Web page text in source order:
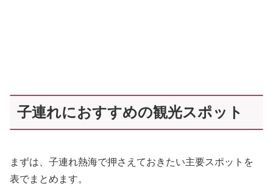
子連れにおすすめの観光スポット
まずは、子連れ熱海で押さえておきたい主要スポットを
表でまとめます。